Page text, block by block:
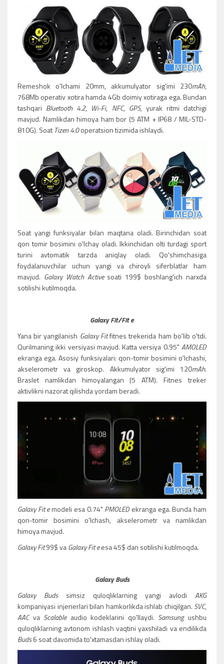
Remeshok o'lchami 20mm, akkumulyator sig'imi 230mAh,
768Mb operativ xotira hamda 4Gb doimiy xotiraga ega. Bundan
tashqari Bluetooth 4.2, Wi-Fi, NFC, GPS, yurak ritmi datchigi
mavjud. Namlikdan himoya ham bor (5 ATM + IP68 / MIL-STD-
810G). SoatTizen 4.0operatsion tizimida ishlaydi.
Soat yangi funksiyalar bilan maqtana oladi. Birinchidan soat
qon tomir bosimini o'lchay oladi. Ikkinchidan olti turdagi sport
turini avtomatik tarzda aniqlay oladi. Qo'shimchasiga
foydalanuvchilar uchun yangi va chiroyli siferblatlar ham
mavjud. Galaxy Watch Activesoati 199$ boshlang'ich narxda
sotilishi kutilmoqda.
Galaxy Fit/Fit e
Yana bir yangilanish Galaxy Fitfitnes trekerida ham bo'lib o'tdi.
Qurilmaning ikki versiyasi mavjud. Katta versiya 0.95" AMOLED
ekranga ega. Asosiy funksiyalari: qon-tomir bosimini o'lchashi,
akselerometr va giroskop. Akkumulyator sig'imi 120mAh.
Braslet namlikdan himoyalangan (5 ATM). Fitnes treker
aktivlikni nazorat qilishda yordam beradi.
Galaxy Fit emodeli esa 0.74" PMOLED ekranga ega. Bunda ham
qon-tomir bosimini o'lchash, akselerometr va namlikdan
himoya mavjud.
Galaxy Fit99$ vaGalaxy Fit eesa 45$ dan sotilishi kutilmoqda.
Galaxy Buds
Galaxy Budssimsiz quloqliklarning yangi avlodi AKG
kompaniyasi injenerlari bilan hamkorlikda ishlab chiqilgan. SVC,
AACva Scalableaudio kodeklarini qo'llaydi. Samsungushbu
quloqliklarning avtonom ishlash vaqtini yaxshiladi va endilikda
Buds6 soat davomida to'xtamasdan ishlay oladi.